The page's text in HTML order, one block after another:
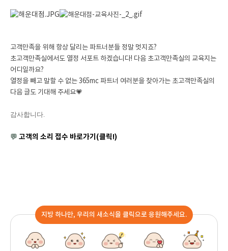
고객만족을 위해 항상 달리는 파트너분들 정말 멋지죠?
초고객만족실에서도 열정 서포트 하겠습니다! 다음 초고객만족실의 교육지는
어디일까요?
열정을 빼고 말할 수 없는 365mc 파트너 여러분을 찾아가는 초고객만족실의
다음 글도 기대해 주세요💗
감사합니다.
💬 고객의 소리 접수 바로가기(클릭!)
지방 하나만, 우리의 새소식을 클릭으로 응원해주세요.